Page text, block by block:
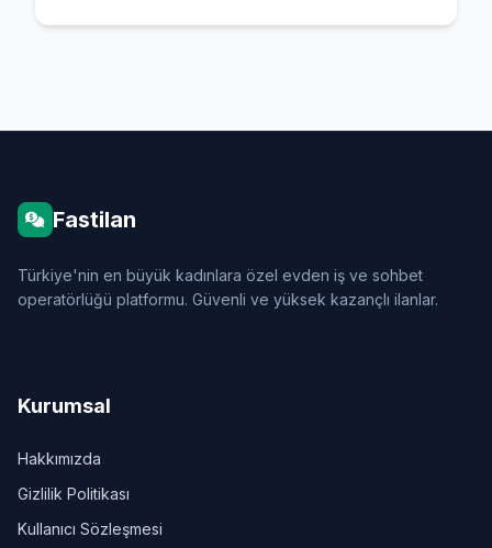
Fastilan
Türkiye'nin en büyük kadınlara özel evden iş ve sohbet
operatörlüğü platformu. Güvenli ve yüksek kazançlı ilanlar.
Kurumsal
Hakkımızda
Gizlilik Politikası
Kullanıcı Sözleşmesi